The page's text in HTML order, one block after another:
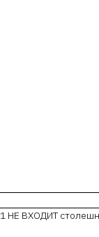
НЕ ВХОДИТ